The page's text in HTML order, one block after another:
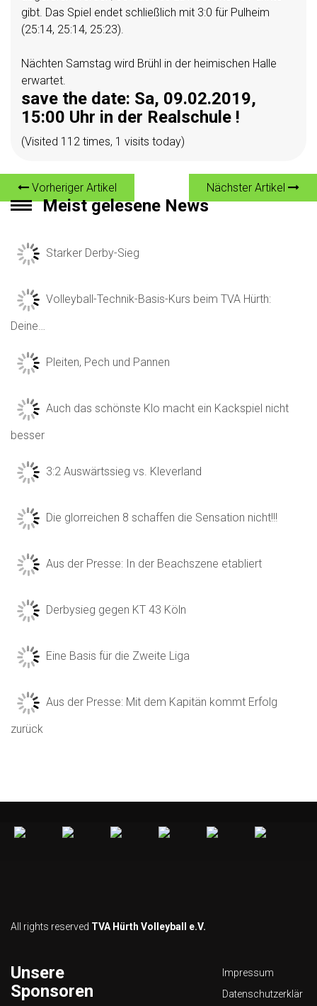
gibt. Das Spiel endet schließlich mit 3:0 für Pulheim
(25:14, 25:14, 25:23).
Nächten Samstag wird Brühl in der heimischen Halle
erwartet.
save the date: Sa, 09.02.2019,
15:00 Uhr in der Realschule !
(Visited 112 times, 1 visits today)
Vorheriger Artikel Nächster Artikel
Meist gelesene News
Starker Derby-Sieg
Volleyball-Technik-Basis-Kurs beim TVA Hürth:
Deine…
Pleiten, Pech und Pannen
Auch das schönste Klo macht ein Kackspiel nicht
besser
3:2 Auswärtssieg vs. Kleverland
Die glorreichen 8 schaffen die Sensation nicht!!!
Aus der Presse: In der Beachszene etabliert
Derbysieg gegen KT 43 Köln
Eine Basis für die Zweite Liga
Aus der Presse: Mit dem Kapitän kommt Erfolg
zurück
All rights reserved TVA Hürth Volleyball e.V.
Unsere
Sponsoren
Impressum
Datenschutzerklär